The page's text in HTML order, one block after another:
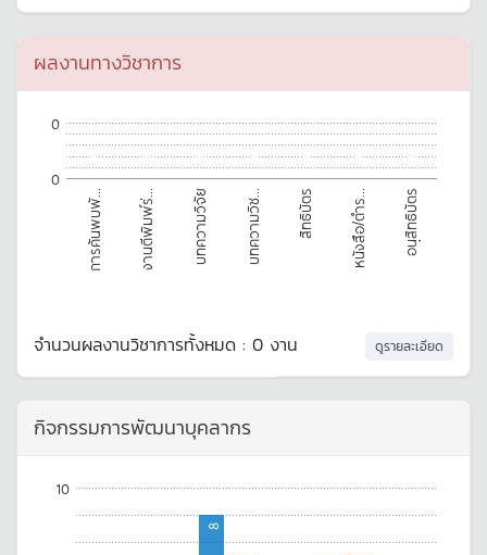
ผลงานทางวิชาการ
การค้นพบพั... งานตีพิมพ์ร่... บทความวิจัย บทความวิช... สิทธิบัตร หนังสือ/ตำร... อนุสิทธิบัตร
0
0
0 0 0 0 0 0 0
ดูรายละเอียด
จำนวนผลงานวิชาการทั้งหมด : 0 งาน
กิจกรรมการพัฒนาบุคลากร
10
8